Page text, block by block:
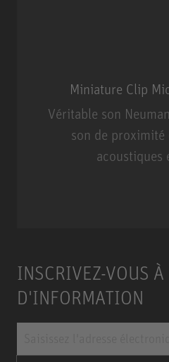
Miniature Clip
Véritable son
son de
acoustiques
INSCRIVEZ-VOUS À
D'INFORMATION